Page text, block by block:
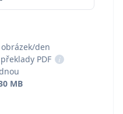
den
PDF
i
MB